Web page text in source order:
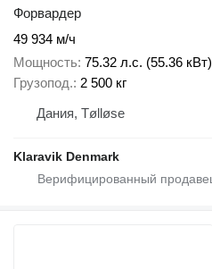
Форвардер
49 934 м/ч
Мощность 75.32 л.с. (55.36 кВт)
Грузопод. 2 500 кг
Дания, Tølløse
Klaravik Denmark